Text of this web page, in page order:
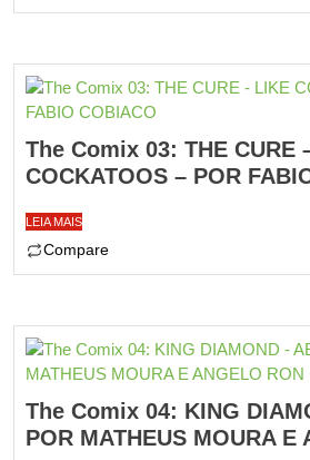
The Comix 03: THE CURE
COCKATOOS – POR
LEIA MAIS
Compare
The Comix 04: KING
POR MATHEUS MOURA E